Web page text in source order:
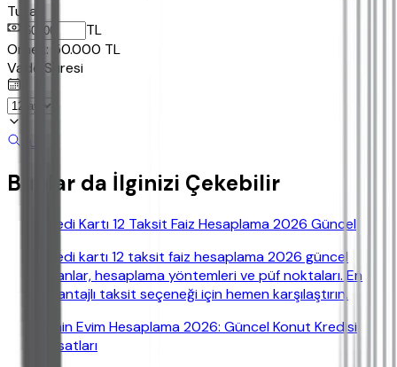
Tutar
TL
Ornek: 50.000 TL
Vade Süresi
Bul
Bunlar da İlginizi Çekebilir
Kredi Kartı 12 Taksit Faiz Hesaplama 2026 Güncel
Kredi kartı 12 taksit faiz hesaplama 2026 güncel
oranlar, hesaplama yöntemleri ve püf noktaları. En
avantajlı taksit seçeneği için hemen karşılaştırın.
Emin Evim Hesaplama 2026: Güncel Konut Kredisi
Fırsatları